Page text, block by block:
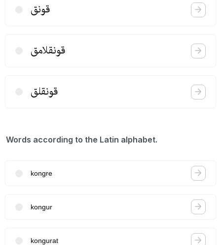
قونق
قونقلامق
قونقلق
Words according to the Latin alphabet.
kongre
kongur
kongurat